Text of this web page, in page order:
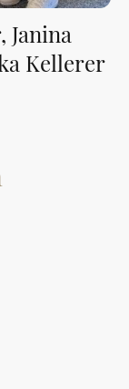
Janina
Kellerer